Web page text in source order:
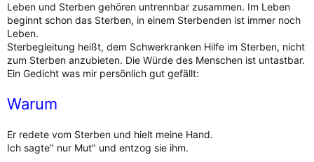
Leben und Sterben gehören untrennbar zusammen. Im Leben
beginnt schon das Sterben, in einem Sterbenden ist immer noch
Leben.
Sterbegleitung heißt, dem Schwerkranken Hilfe im Sterben, nicht
zum Sterben anzubieten. Die Würde des Menschen ist untastbar.
Ein Gedicht was mir persönlich gut gefällt:
Warum
Er redete vom Sterben und hielt meine Hand.
Ich sagte" nur Mut" und entzog sie ihm.